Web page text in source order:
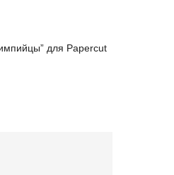
для Papercut